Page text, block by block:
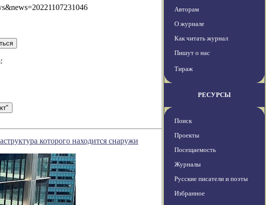
которого находится снаружи
Авторам
О журнале
Как читать журнал
Пишут о нас
Тираж
РЕСУРСЫ
Поиск
Проекты
Посещаемость
Журналы
Русские писатели и поэты
Избранное